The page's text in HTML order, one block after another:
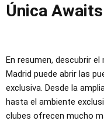
Única Awaits
En resumen, descubrir
Madrid puede abrir las
exclusiva. Desde la
hasta el ambiente
clubes ofrecen mucho